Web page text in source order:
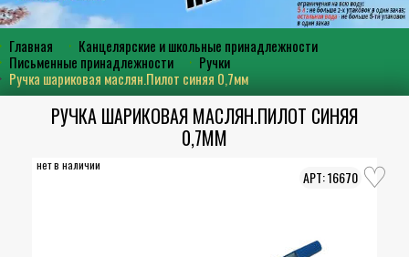
Главная
Канцелярские и школьные принадлежности
Письменные принадлежности
Ручки
Ручка шариковая маслян.Пилот синяя 0,7мм
РУЧКА ШАРИКОВАЯ МАСЛЯН.ПИЛОТ СИНЯЯ
0,7ММ
нет в наличии
16670